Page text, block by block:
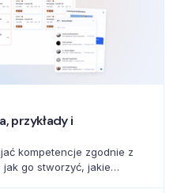
przykłady i
kompetencje zgodnie z
go stworzyć, jakie